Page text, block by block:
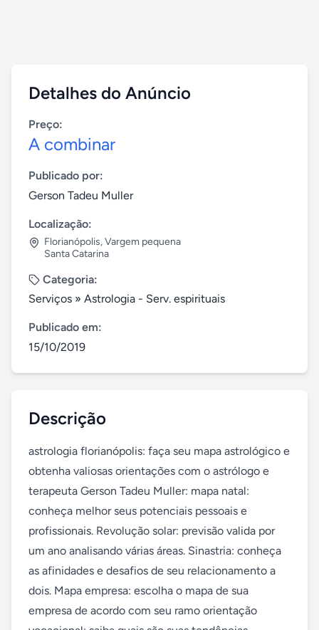
Detalhes do Anúncio
Preço:
A combinar
Publicado por:
Gerson Tadeu Muller
Localização:
Florianópolis,Vargem pequena
Santa Catarina
Categoria:
Serviços » Astrologia - Serv. espirituais
Publicado em:
15/10/2019
Descrição
astrologia florianópolis: faça seu mapa astrológico e
obtenha valiosas orientações com o astrólogo e
terapeuta Gerson Tadeu Muller: mapa natal:
conheça melhor seus potenciais pessoais e
profissionais. Revolução solar: previsão valida por
um ano analisando várias áreas. Sinastria: conheça
as afinidades e desafios de seu relacionamento a
dois. Mapa empresa: escolha o mapa de sua
empresa de acordo com seu ramo orientação